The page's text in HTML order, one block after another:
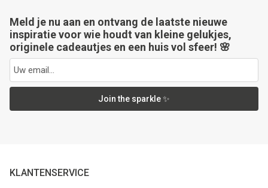
Meld je nu aan en ontvang de laatste nieuwe
inspiratie voor wie houdt van kleine gelukjes,
originele cadeautjes en een huis vol sfeer! 🌸
Join the sparkle ✨
KLANTENSERVICE